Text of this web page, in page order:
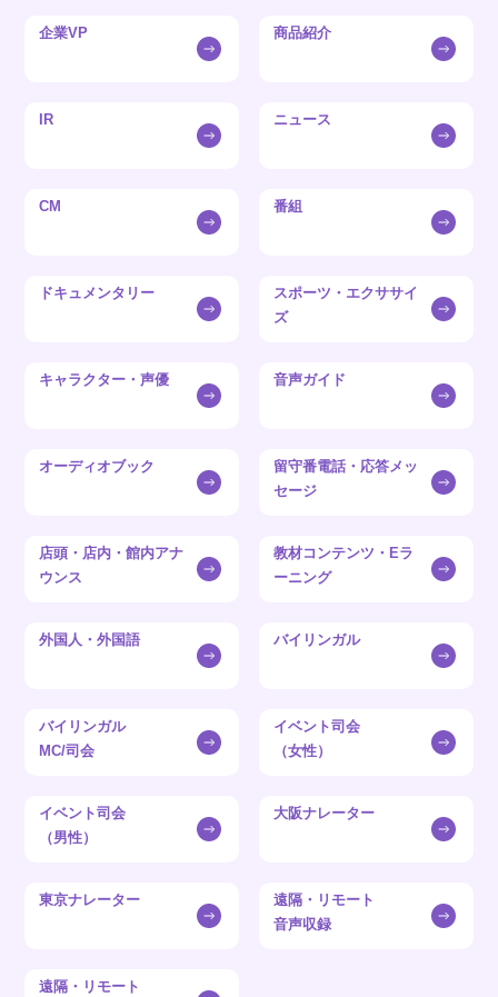
企業VP 商品紹介
IR ニュース
CM 番組
ドキュメンタリー
スポーツ・エクササイ
ズ
キャラクター・声優 音声ガイド
オーディオブック
留守番電話・応答メッ
セージ
店頭・店内・館内アナ
ウンス
教材コンテンツ・Eラ
ーニング
外国人・外国語 バイリンガル
バイリンガル
MC/司会
イベント司会
（女性）
イベント司会
（男性）
大阪ナレーター
東京ナレーター
遠隔・リモート
音声収録
遠隔・リモート